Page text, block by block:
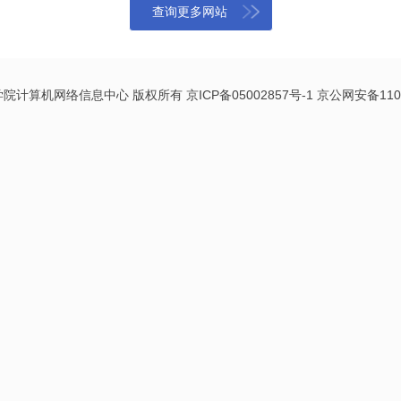
院计算机网络信息中心 版权所有 京ICP备05002857号-1 京公网安备